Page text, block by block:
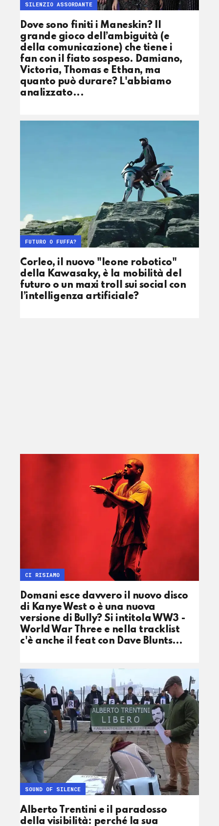
Dove sono finiti i Maneskin? Il
grande gioco dell’ambiguità (e
della comunicazione) che tiene i
fan con il fiato sospeso. Damiano,
Victoria, Thomas e Ethan, ma
quanto può durare? L'abbiamo
analizzato...
SILENZIO ASSORDANTE
Corleo, il nuovo "leone robotico"
della Kawasaky, è la mobilità del
futuro o un maxi troll sui social con
l’intelligenza artificiale?
FUTURO O FUFFA?
Domani esce davvero il nuovo disco
di Kanye West o è una nuova
versione di Bully? Si intitola WW3 -
World War Three e nella tracklist
c'è anche il feat con Dave Blunts…
CI RISIAMO
Alberto Trentini e il paradosso
della visibilità: perché la sua
SOUND OF SILENCE